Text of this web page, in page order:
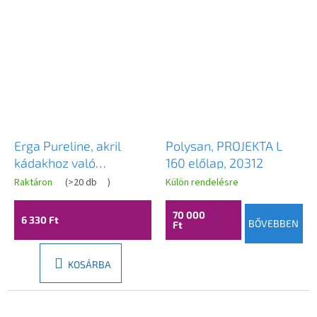
Erga Pureline, akril
kádakhoz való
tartólábak (80 cm
feletti szélesség), ERG-
V08-PURELINE-
Raktáron (>20 db )
6 330 Ft
KOSÁRBA
Polysan, PROJEKTA L
160 előlap, 20312
Külön rendelésre
70 000
Ft
BŐVEBBEN